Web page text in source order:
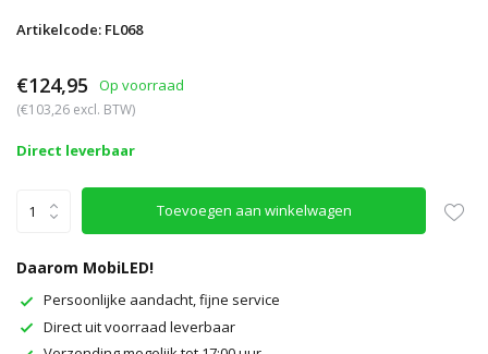
Artikelcode: FL068
€124,95 Op voorraad
(€103,26 excl. BTW)
Direct leverbaar
Toevoegen aan winkelwagen
Daarom MobiLED!
Persoonlijke aandacht, fijne service
Direct uit voorraad leverbaar